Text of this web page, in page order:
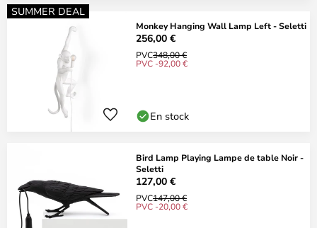
SUMMER DEAL
Monkey Hanging Wall Lamp Left - Seletti
256,00 €
PVC348,00 €
PVC -92,00 €
En stock
Bird Lamp Playing Lampe de table Noir -
Seletti
127,00 €
PVC147,00 €
PVC -20,00 €